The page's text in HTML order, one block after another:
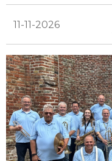
11-11-2026